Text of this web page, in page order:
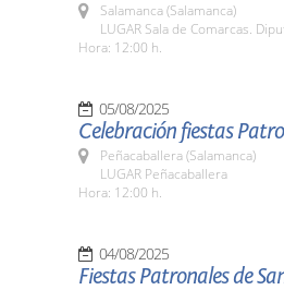
Salamanca (Salamanca)
LUGAR Sala de Comarcas.
Hora: 12:00 h.
05/08/2025
Celebración fiestas
Peñacaballera (Salamanca)
LUGAR Peñacaballera
Hora: 12:00 h.
04/08/2025
Fiestas Patronales de